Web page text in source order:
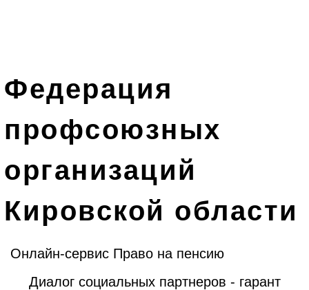
Федерация
профсоюзных
организаций
Кировской области
Онлайн-сервис Право на пенсию
Диалог социальных партнеров - гарант